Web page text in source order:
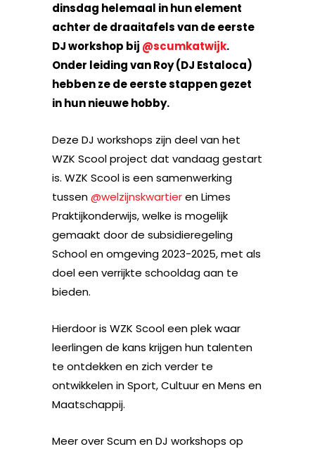
dinsdag helemaal in hun element
achter de draaitafels van de eerste
DJ workshop bij @scumkatwijk.
Onder leiding van Roy (DJ Estaloca)
hebben ze de eerste stappen gezet
in hun nieuwe hobby.
Deze DJ workshops zijn deel van het
WZK Scool project dat vandaag gestart
is. WZK Scool is een samenwerking
tussen@welzijnskwartieren Limes
Praktijkonderwijs, welke is mogelijk
gemaakt door de subsidieregeling
School en omgeving 2023-2025, met als
doel een verrijkte schooldag aan te
bieden.
Hierdoor is WZK Scool een plek waar
leerlingen de kans krijgen hun talenten
te ontdekken en zich verder te
ontwikkelen in Sport, Cultuur en Mens en
Maatschappij.
Meer over Scum en DJ workshops op